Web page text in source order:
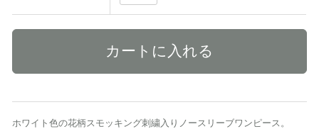
ホワイト色の花柄スモッキング刺繍入りノースリーブワンピース。